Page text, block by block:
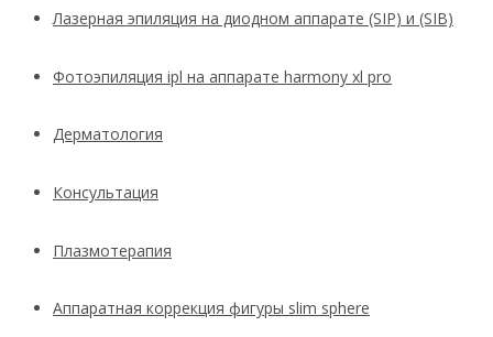
Лазерная эпиляция на диодном аппарате (SIP) и (SIB)
Фотоэпиляция ipl на аппарате harmony xl pro
Дерматология
Консультация
Плазмотерапия
Аппаратная коррекция фигуры slim sphere